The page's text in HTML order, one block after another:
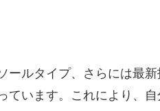
ールタイプ、さらには最
ています。これにより、